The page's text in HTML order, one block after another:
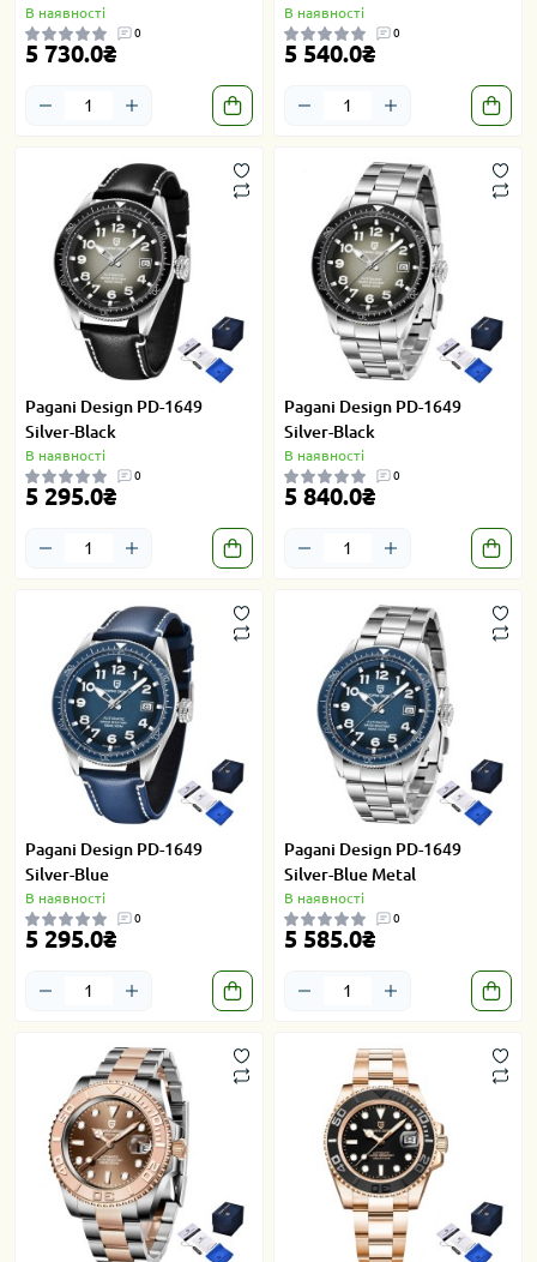
В наявності
0
5 730.0₴
В наявності
0
5 540.0₴
Pagani Design PD-1649
Silver-Black
В наявності
0
5 295.0₴
Pagani Design PD-1649
Silver-Black
В наявності
0
5 840.0₴
Pagani Design PD-1649
Silver-Blue
В наявності
0
5 295.0₴
Pagani Design PD-1649
Silver-Blue Metal
В наявності
0
5 585.0₴